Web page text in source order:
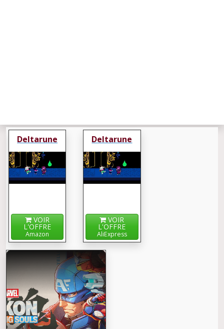
Deltarune
VOIR
L'OFFRE
Amazon
Deltarune
VOIR
L'OFFRE
AliExpress